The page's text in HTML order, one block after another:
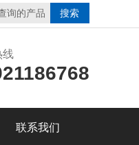
线
联系我们